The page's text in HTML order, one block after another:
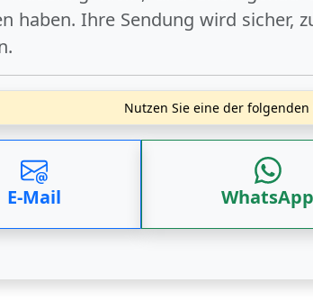
haben. Ihre Sendung wird sicher,
.
Nutzen Sie eine der
E-Mail WhatsApp